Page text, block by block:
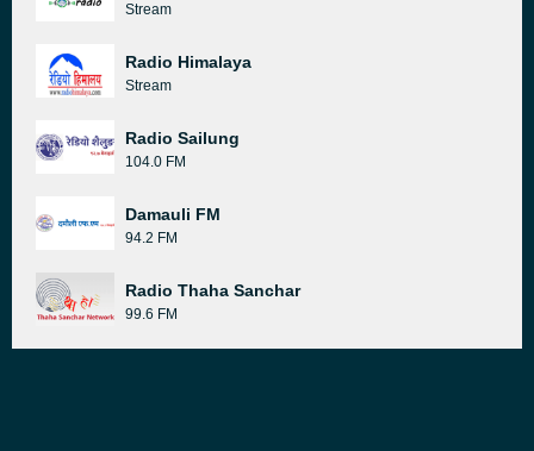
Stream
Radio Himalaya
Stream
Radio Sailung
104.0 FM
Damauli FM
94.2 FM
Radio Thaha Sanchar
99.6 FM